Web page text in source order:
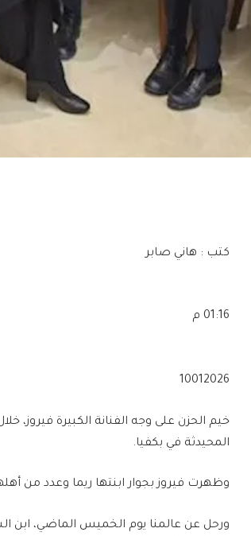
كتب : هاني صابر
01:16 م
10012026
خيم الحزن على وجه الفنانة الكبيرة فيروز،
المحيدثة في بكفيا.
وظهرت فيروز بجوار ابنتها ريما وعدد من